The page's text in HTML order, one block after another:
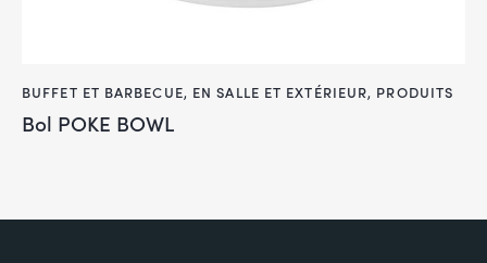
BUFFET ET BARBECUE, EN SALLE ET EXTÉRIEUR, PRODUITS
Bol POKE BOWL